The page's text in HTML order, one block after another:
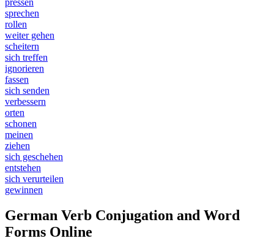
sprechen
rollen
weiter gehen
scheitern
sich treffen
ignorieren
fassen
sich senden
verbessern
orten
schonen
meinen
ziehen
sich geschehen
entstehen
sich verurteilen
gewinnen
German Verb Conjugation and Word
Forms Online